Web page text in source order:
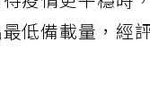
疫情更平穩時，
低備載量，經